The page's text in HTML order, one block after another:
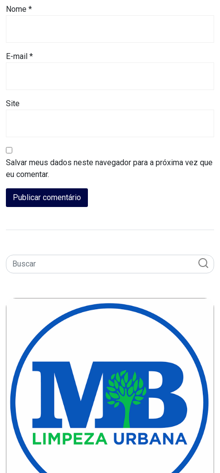
DO
COMPROMISSO
SAÚDE
CONQUISTA
DO
MUNDO
CORO
DE
CORRIDA
ROSA
CULTURA
CURSINHO
PREPARATÓRIO
DEMISSÕES
Nome *
E-mail *
Site
Salvar meus dados neste navegador para a próxima vez que
eu comentar.